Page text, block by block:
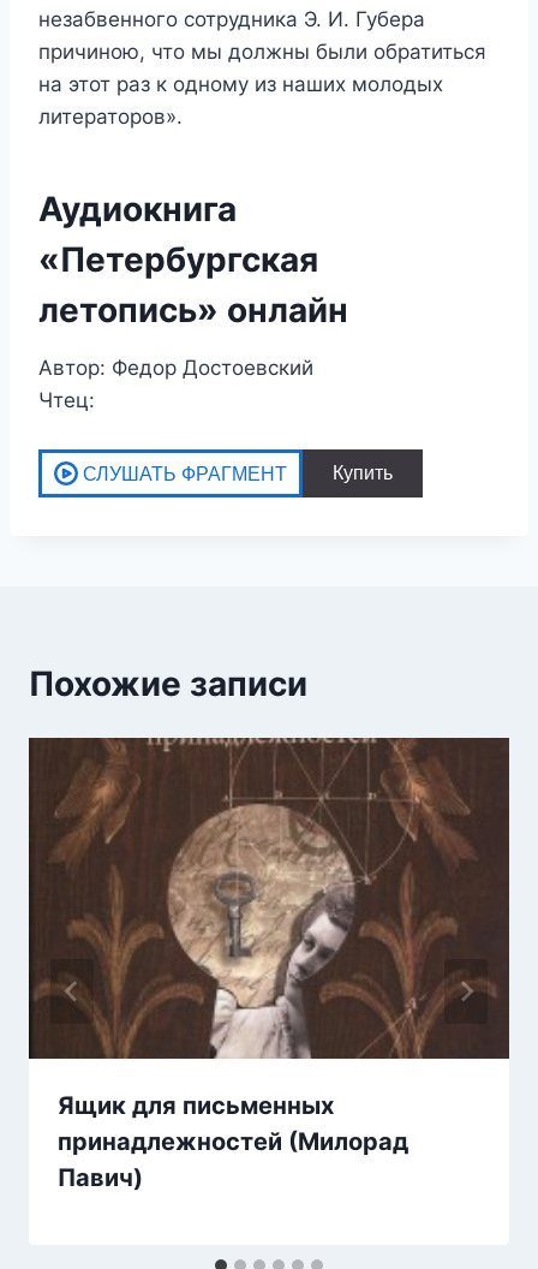
незабвенного сотрудника Э. И. Губера
причиною, что мы должны были обратиться
на этот раз к одному из наших молодых
литераторов».
Аудиокнига
«Петербургская
летопись» онлайн
Автор: Федор Достоевский
Чтец:
Похожие записи
Ящик для письменных
принадлежностей (Милорад
Павич)